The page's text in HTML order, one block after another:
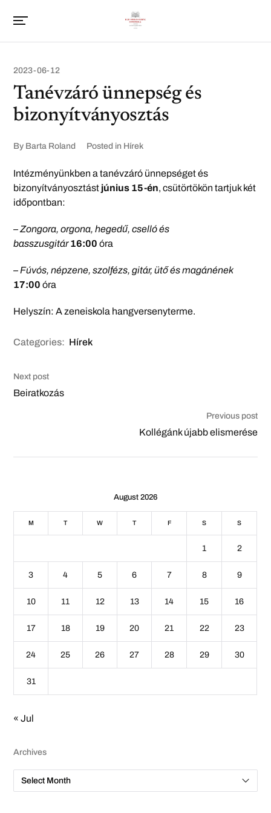
2023-06-12
Tanévzáró ünnepség és
bizonyítványosztás
By Barta Roland Posted in Hírek
Intézményünkben a tanévzáró ünnepséget és
bizonyítványosztást június 15-én, csütörtökön tartjuk két
időpontban:
– Zongora, orgona, hegedű, cselló és
basszusgitár 16:00 óra
– Fúvós, népzene, szolfézs, gitár, ütő és magánének
17:00 óra
Helyszín: A zeneiskola hangversenyterme.
Categories: Hírek
Next post
Beiratkozás
Previous post
Kollégánk újabb elismerése
August 2026
M T W T F S S
1 2
3 4 5 6 7 8 9
10 11 12 13 14 15 16
17 18 19 20 21 22 23
24 25 26 27 28 29 30
31
« Jul
Archives
A
c